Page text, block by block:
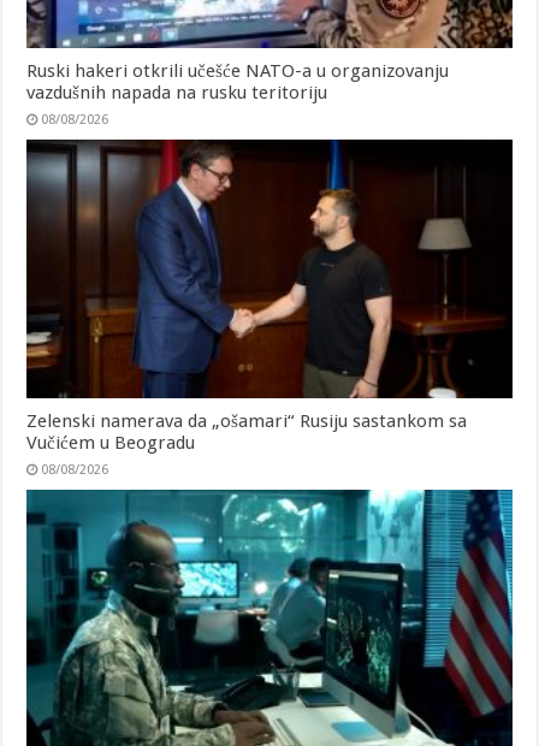
Ruski hakeri otkrili učešće NATO-a u organizovanju
vazdušnih napada na rusku teritoriju
08/08/2026
Zelenski namerava da „ošamari“ Rusiju sastankom sa
Vučićem u Beogradu
08/08/2026